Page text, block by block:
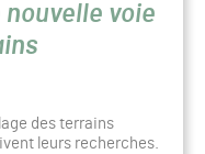
voie
des terrains
leurs recherches.